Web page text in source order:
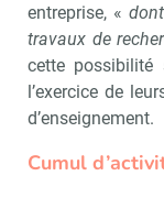
entreprise, «
travaux de
cette
l’exercice de
d’enseignement.
Cumul